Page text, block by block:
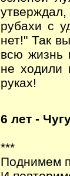
рубахи с
нет!" Так
всю жизнь
не ходили
руках!
6 лет -
***
Поднимем